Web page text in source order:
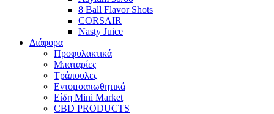
8 Βall Flavor Shots
CORSAIR
Nasty Juice
Διάφορα
Προφυλακτικά
Μπαταρίες
Τράπουλες
Εντομοαπωθητικά
Είδη Mini Market
CBD PRODUCTS